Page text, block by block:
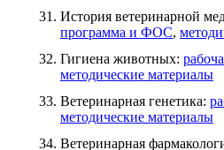
История ветеринарной
программа и ФОС,
Гигиена животных:
методические материалы
Ветеринарная генетика:
методические материалы
Ветеринарная